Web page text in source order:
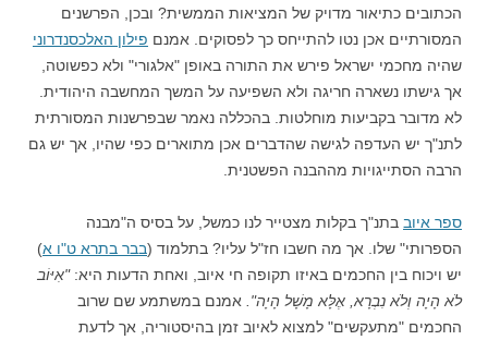
הכתובים כתיאור מדויק של המציאות הממשית? ובכן, הפרשנים
המסורתיים אכן נטו להתייחס כך לפסוקים. אמנם פילון האלכסנדרוני
שהיה מחכמי ישראל פירש את התורה באופן "אלגורי" ולא כפשוטה,
אך גישתו נשארה חריגה ולא השפיעה על המשך המחשבה היהודית.
לא מדובר בקביעות מוחלטות. בהכללה נאמר שבפרשנות המסורתית
לתנ"ך יש העדפה לגישה שהדברים אכן מתוארים כפי שהיו, אך יש גם
הרבה הסתייגויות מההבנה הפשטנית.
ספר איוב בתנ"ך בקלות מצטייר לנו כמשל, על בסיס ה"מבנה
הספרותי" שלו. אך מה חשבו חז"ל עליו? בתלמוד (בבר בתרא ט"ו א)
יש ויכוח בין החכמים באיזו תקופה חי איוב, ואחת הדעות היא:"אִיּוֹב
לֹא הָיָה וְלֹא נִבְרָא, אֶלָּא מָשָׁל הָיָה".
אמנם במשתמע שם שרוב
החכמים "מתעקשים" למצוא לאיוב זמן בהיסטוריה, אך לדעת